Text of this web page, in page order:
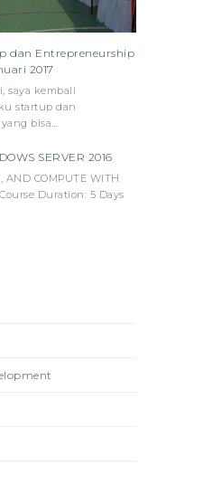
dan Entrepreneurship
2017
saya kembali
startup dan
bisa…
SERVER 2016
AND COMPUTE WITH
Duration: 5 Days